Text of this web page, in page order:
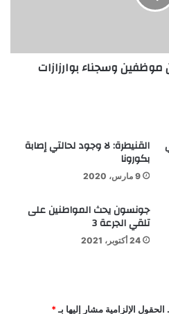
القنيطرة: لا وجود لحالتي إصابة
بكورونا
9 مارس، 2020
جونسون يحث المواطنين على
تلقي الجرعة 3
24 أكتوبر، 2021
الحقول الإلزامية مشار إليها بـ *